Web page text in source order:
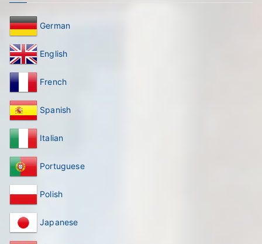
German
English
French
Spanish
Italian
Portuguese
Polish
Japanese